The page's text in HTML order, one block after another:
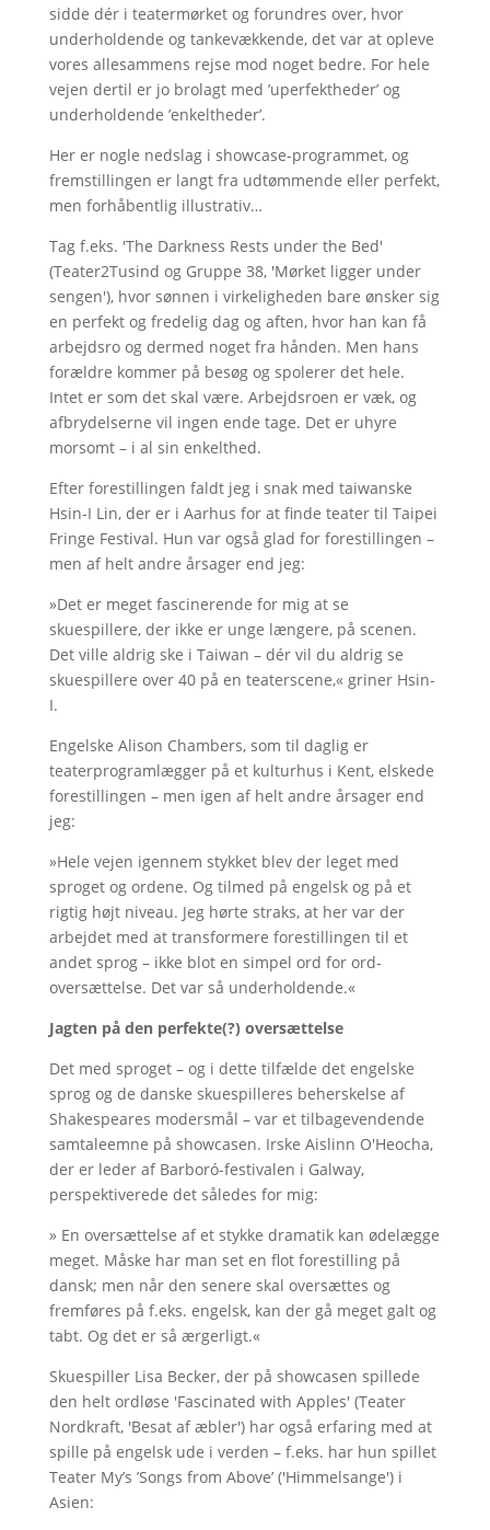
sidde dér i teatermørket og forundres over, hvor
underholdende og tankevækkende, det var at opleve
vores allesammens rejse mod noget bedre. For hele
vejen dertil er jo brolagt med ’uperfektheder’ og
underholdende ’enkeltheder’.
Her er nogle nedslag i showcase-programmet, og
fremstillingen er langt fra udtømmende eller perfekt,
men forhåbentlig illustrativ…
Tag f.eks. 'The Darkness Rests under the Bed'
(Teater2Tusind og Gruppe 38, 'Mørket ligger under
sengen'), hvor sønnen i virkeligheden bare ønsker sig
en perfekt og fredelig dag og aften, hvor han kan få
arbejdsro og dermed noget fra hånden. Men hans
forældre kommer på besøg og spolerer det hele.
Intet er som det skal være. Arbejdsroen er væk, og
afbrydelserne vil ingen ende tage. Det er uhyre
morsomt – i al sin enkelthed.
Efter forestillingen faldt jeg i snak med taiwanske
Hsin-I Lin, der er i Aarhus for at finde teater til Taipei
Fringe Festival. Hun var også glad for forestillingen –
men af helt andre årsager end jeg:
»Det er meget fascinerende for mig at se
skuespillere, der ikke er unge længere, på scenen.
Det ville aldrig ske i Taiwan – dér vil du aldrig se
skuespillere over 40 på en teaterscene,« griner Hsin-
I.
Engelske Alison Chambers, som til daglig er
teaterprogramlægger på et kulturhus i Kent, elskede
forestillingen – men igen af helt andre årsager end
jeg:
»Hele vejen igennem stykket blev der leget med
sproget og ordene. Og tilmed på engelsk og på et
rigtig højt niveau. Jeg hørte straks, at her var der
arbejdet med at transformere forestillingen til et
andet sprog – ikke blot en simpel ord for ord-
oversættelse. Det var så underholdende.«
Jagten på den perfekte(?) oversættelse
Det med sproget – og i dette tilfælde det engelske
sprog og de danske skuespilleres beherskelse af
Shakespeares modersmål – var et tilbagevendende
samtaleemne på showcasen. Irske Aislinn O'Heocha,
der er leder af Barboró-festivalen i Galway,
perspektiverede det således for mig:
» En oversættelse af et stykke dramatik kan ødelægge
meget. Måske har man set en flot forestilling på
dansk; men når den senere skal oversættes og
fremføres på f.eks. engelsk, kan der gå meget galt og
tabt. Og det er så ærgerligt.«
Skuespiller Lisa Becker, der på showcasen spillede
den helt ordløse 'Fascinated with Apples' (Teater
Nordkraft, 'Besat af æbler') har også erfaring med at
spille på engelsk ude i verden – f.eks. har hun spillet
Teater My’s ’Songs from Above’ ('Himmelsange') i
Asien: